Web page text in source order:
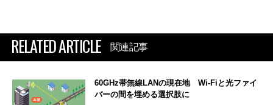
RELATED ARTICLE 関連記事
60GHz帯無線LANの現在地 Wi-Fiと光ファイ
バーの間を埋める選択肢に